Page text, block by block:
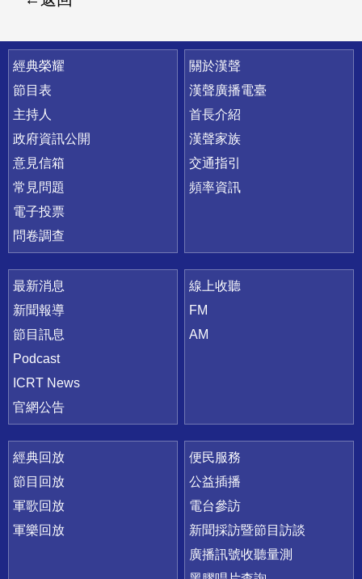
快速連結
經典榮耀
節目表
主持人
政府資訊公開
意見信箱
常見問題
電子投票
問卷調查
關於漢聲
漢聲廣播電臺
首長介紹
漢聲家族
交通指引
頻率資訊
最新消息
新聞報導
節目訊息
Podcast
ICRT News
官網公告
線上收聽
FM
AM
經典回放
節目回放
軍歌回放
軍樂回放
便民服務
公益插播
電台參訪
新聞採訪暨節目訪談
廣播訊號收聽量測